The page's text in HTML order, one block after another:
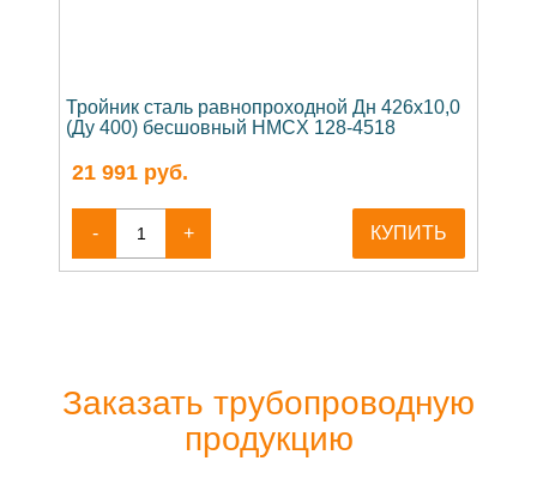
Тройник сталь равнопроходной Дн 426х10,0
(Ду 400) бесшовный HMCX 128-4518
21 991 руб.
- + КУПИТЬ
Заказать трубопроводную
продукцию